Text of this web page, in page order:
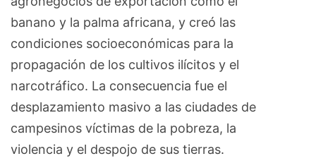
banano y la palma africana, y creó las
condiciones socioeconómicas para la
propagación de los cultivos ilícitos y el
narcotráfico. La consecuencia fue el
desplazamiento masivo a las ciudades de
campesinos víctimas de la pobreza, la
violencia y el despojo de sus tierras.